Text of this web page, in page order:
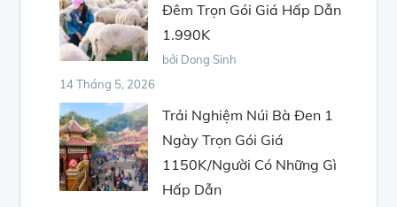
Đêm Trọn Gói Giá Hấp Dẫn
1.990K
bởi Dong Sinh
14 Tháng 5, 2026
Trải Nghiệm Núi Bà Đen 1
Ngày Trọn Gói Giá
1150K/Người Có Những Gì
Hấp Dẫn